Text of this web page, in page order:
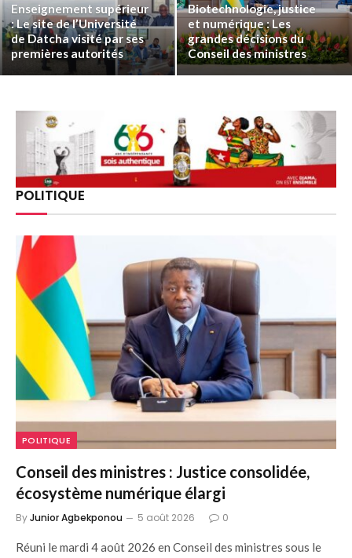
Enseignement supérieur
: Le site de l’Université
de Datcha visité par ses
premières autorités
Biotechnologie, justice
et numérique : Les
grandes décisions du
Conseil des ministres
POLITIQUE
POLITIQUE
Conseil des ministres : Justice consolidée,
écosystème numérique élargi
ByJunior Agbekponou 5 août 2026 0
Réuni le mardi 4 août 2026 en Conseil des ministres sous le